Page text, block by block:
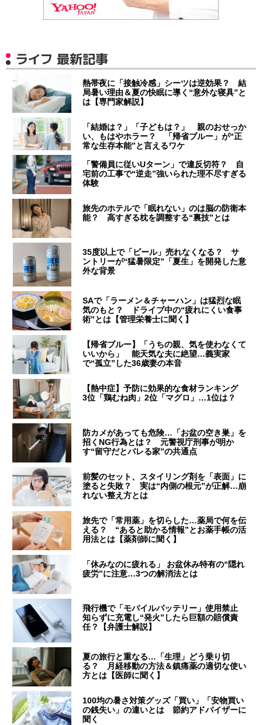
ライフ 最新記事
熱帯夜に「接触冷感」シーツは逆効果？ 結
局暑い理由＆夏の快眠に導く“意外な寝具”と
は【専門家解説】
「結婚は？」「子どもは？」 親のおせっか
い、もはやホラー？ 「帰省ブルー」が“正
常な生存本能”と言えるワケ
「警備員に従いUターン」で違反切符？ 自
宅前の工事で“逆走”強いられた理不尽すぎる
体験
旅先のホテルで「眠れない」のは脳の防衛本
能？ 高すぎる枕を調整する“裏技”とは
35度以上で「ビール」売れなくなる？ サ
ントリーが“猛暑限定”「夏生」を開発した意
外な背景
SAで「ラーメン＆チャーハン」は猛烈な眠
気のもと？ ドライブ中の“疲れにくい食事
術”とは【管理栄養士に聞く】
【帰省ブルー】「うちの親、気を使わなくて
いいから」 能天気な夫に絶望…義実家
で“孤立”した36歳妻の本音
【熱中症】予防に効果的な食材ランキング
3位「鶏むね肉」2位「マグロ」…1位は？
防カメがあっても危険…「お盆の空き巣」を
招くNG行為とは？ 元警視庁刑事が明か
す“留守だとバレる家”の共通点
前髪のセット、スタイリング剤を「表面」に
塗ると失敗？ 実は“内側の根元”が正解…崩
れない整え方とは
旅先で「常用薬」を切らした…薬局で何を伝
える？ “あると助かる情報”とお薬手帳の活
用法とは【薬剤師に聞く】
「休みなのに疲れる」 お盆休み特有の“隠れ
疲労”に注意…3つの解消法とは
飛行機で「モバイルバッテリー」使用禁止
知らずに充電し“発火”したら巨額の賠償責
任？【弁護士解説】
夏の旅行と重なる…「生理」どう乗り切
る？ 月経移動の方法＆鎮痛薬の適切な使い
方とは【医師に聞く】
100均の暑さ対策グッズ「買い」「安物買い
の銭失い」の違いとは 節約アドバイザーに
聞く